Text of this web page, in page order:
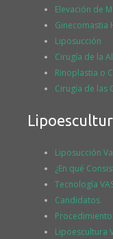
Elevación de
Ginecomastia
Liposucción
Cirugía de la
Rinoplastia o
Cirugía de las
Liposucción
¿En qué
Tecnología
Candidatos
Procedimiento
Lipoescultura